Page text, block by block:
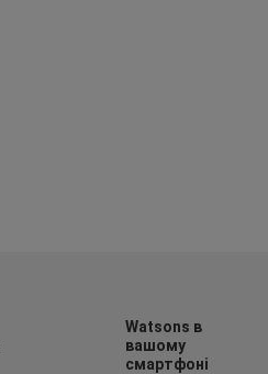
Watsons в
вашому
смартфоні